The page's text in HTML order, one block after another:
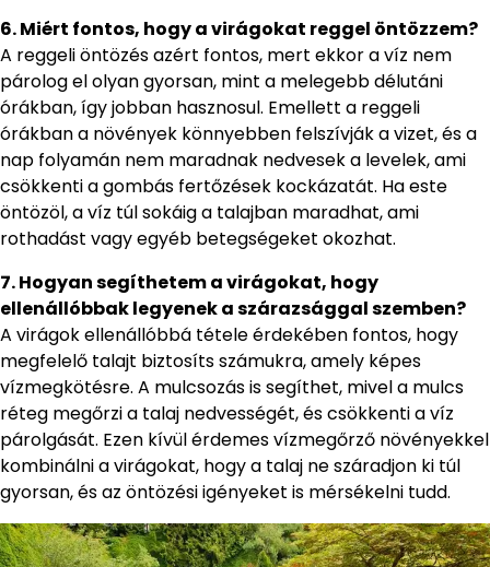
6. Miért fontos, hogy a virágokat reggel öntözzem?
A reggeli öntözés azért fontos, mert ekkor a víz nem
párolog el olyan gyorsan, mint a melegebb délutáni
órákban, így jobban hasznosul. Emellett a reggeli
órákban a növények könnyebben felszívják a vizet, és a
nap folyamán nem maradnak nedvesek a levelek, ami
csökkenti a gombás fertőzések kockázatát. Ha este
öntözöl, a víz túl sokáig a talajban maradhat, ami
rothadást vagy egyéb betegségeket okozhat.
7. Hogyan segíthetem a virágokat, hogy
ellenállóbbak legyenek a szárazsággal szemben?
A virágok ellenállóbbá tétele érdekében fontos, hogy
megfelelő talajt biztosíts számukra, amely képes
vízmegkötésre. A mulcsozás is segíthet, mivel a mulcs
réteg megőrzi a talaj nedvességét, és csökkenti a víz
párolgását. Ezen kívül érdemes vízmegőrző növényekkel
kombinálni a virágokat, hogy a talaj ne száradjon ki túl
gyorsan, és az öntözési igényeket is mérsékelni tudd.